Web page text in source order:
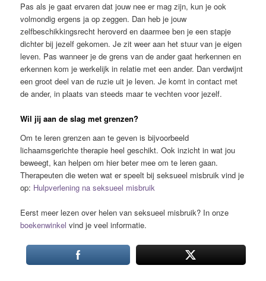
Pas als je gaat ervaren dat jouw nee er mag zijn, kun je ook
volmondig ergens ja op zeggen. Dan heb je jouw
zelfbeschikkingsrecht heroverd en daarmee ben je een stapje
dichter bij jezelf gekomen. Je zit weer aan het stuur van je eigen
leven. Pas wanneer je de grens van de ander gaat herkennen en
erkennen kom je werkelijk in relatie met een ander. Dan verdwijnt
een groot deel van de ruzie uit je leven. Je komt in contact met
de ander, in plaats van steeds maar te vechten voor jezelf.
Wil jij aan de slag met grenzen?
Om te leren grenzen aan te geven is bijvoorbeeld
lichaamsgerichte therapie heel geschikt. Ook inzicht in wat jou
beweegt, kan helpen om hier beter mee om te leren gaan.
Therapeuten die weten wat er speelt bij seksueel misbruik vind je
op: Hulpverlening na seksueel misbruik
Eerst meer lezen over helen van seksueel misbruik? In onze
boekenwinkel vind je veel informatie.